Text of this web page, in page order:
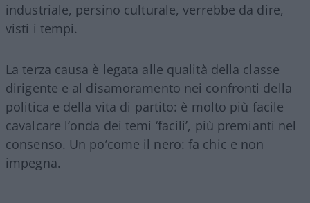
industriale, persino culturale, verrebbe da dire,
visti i tempi.
La terza causa è legata alle qualità della classe
dirigente e al disamoramento nei confronti della
politica e della vita di partito: è molto più facile
cavalcare l’onda dei temi ‘facili’, più premianti nel
consenso. Un po’come il nero: fa chic e non
impegna.